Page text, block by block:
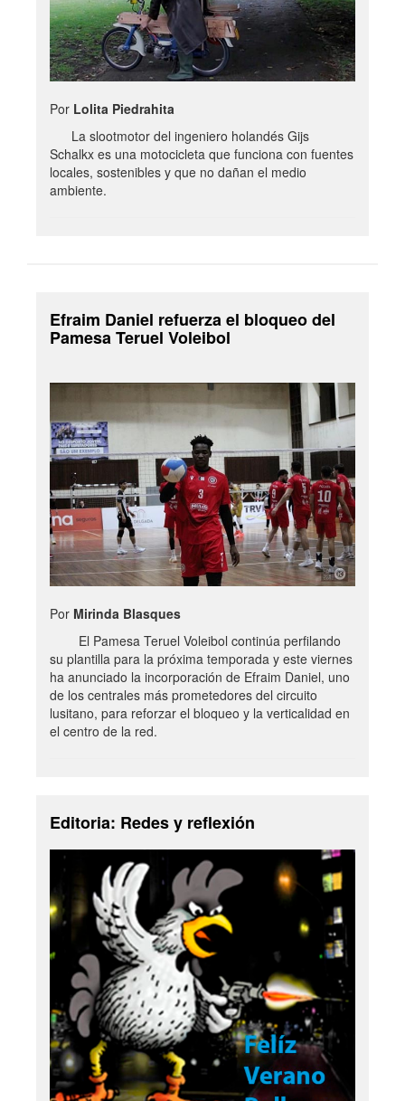
Por Lolita Piedrahita
La slootmotor del ingeniero holandés Gijs
Schalkx es una motocicleta que funciona con fuentes
locales, sostenibles y que no dañan el medio
ambiente.
Efraim Daniel refuerza el bloqueo del
Pamesa Teruel Voleibol
Por Mirinda Blasques
El Pamesa Teruel Voleibol continúa perfilando
su plantilla para la próxima temporada y este viernes
ha anunciado la incorporación de Efraim Daniel, uno
de los centrales más prometedores del circuito
lusitano, para reforzar el bloqueo y la verticalidad en
el centro de la red.
Editoria: Redes y reflexión